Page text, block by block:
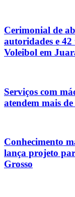
Cerimonial de
autoridades e
Voleibol em
Serviços com
atendem mais
Conhecimento
lança projeto
Grosso